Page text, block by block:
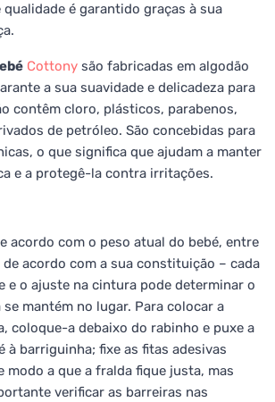
qualidade é garantido graças à sua
Cottony são fabricadas em algodão
a sua suavidade e delicadeza para
contêm cloro, plásticos, parabenos,
de petróleo. São concebidas para
o que significa que ajudam a manter
e a protegê-la contra irritações.
acordo com o peso atual do bebé, entre
acordo com a sua constituição – cada
e o ajuste na cintura pode determinar o
mantém no lugar. Para colocar a
coloque-a debaixo do rabinho e puxe a
à barriguinha; fixe as fitas adesivas
modo a que a fralda fique justa, mas
verificar as barreiras nas